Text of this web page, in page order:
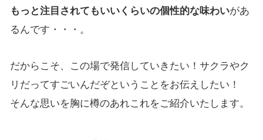
もっと注目されてもいいくらいの個性的な味わいがあ
るんです・・・。
だからこそ、この場で発信していきたい！サクラやク
リだってすごいんだぞということをお伝えしたい！
そんな思いを胸に樽のあれこれをご紹介いたします。